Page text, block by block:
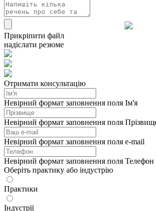
Прикріпити файл
надіслати резюме
Отримати консультацію
Невірний формат заповнення поля Ім'я
Невірний формат заповнення поля
Невірний формат заповнення поля e-mail
Невірний формат заповнення поля Телефон
Оберіть практику або індустрію
Практики
Індустрії